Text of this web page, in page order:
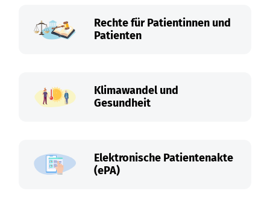
Rechte für Patientinnen und
Patienten
Klimawandel und
Gesundheit
Elektronische Patientenakte
(ePA)